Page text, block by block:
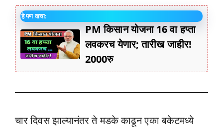
हे पण वाचा:
PM किसान योजना 16 वा हप्ता
लवकरच येणार; तारीख जाहीर!
2000रु
चार दिवस झाल्यानंतर ते मडके काढून एका बकेटमध्ये